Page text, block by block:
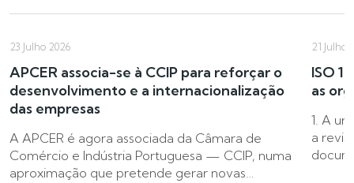
A APCER é agora associada da Câmara de
Comércio e Indústria Portuguesa — CCIP, numa
aproximação que pretende gerar novas…
APCER associa-se à CCIP para reforçar o
desenvolvimento e a internacionalização
das empresas
23 Julho 2026
1. A
a
ISO
as
21 Julho